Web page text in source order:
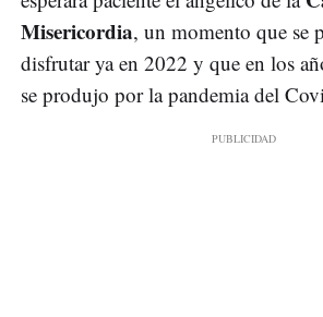
Misericordia, un momento que se
disfrutar ya en 2022 y que en los
se produjo por la pandemia del